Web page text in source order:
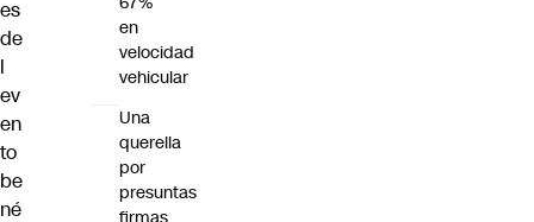
es
de
l
ev
en
to
be
né
en
velocidad
vehicular
Una
querella
por
presuntas
firmas